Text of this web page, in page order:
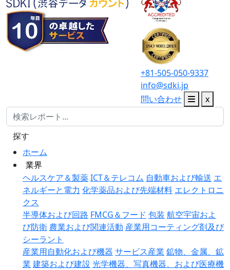
+81-505-050-9337
info@sdki.jp
問い合わせ
x
ホーム
業界
ヘルスケア＆製薬ICT＆テレコム 自動車および輸送 エ
ネルギーと電力 化学薬品および先端材料 エレクトロニ
クス
半導体および回路 FMCG＆フード 包装 航空宇宙およ
び防衛 農業および関連活動 産業用コーティング剤及び
シーラント
産業用自動化および機器 サービス産業 鉱物、金属、鉱
業 建築および建設 光学機器、写真機器、および医療機
探す